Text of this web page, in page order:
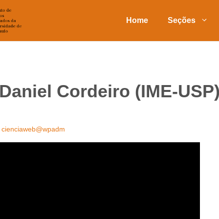
Home Seções
Daniel Cordeiro (IME-
cienciaweb@wpadm